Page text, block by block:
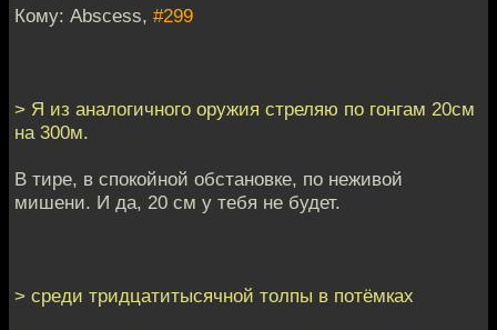
Кому: Abscess, #299
> Я из аналогичного оружия стреляю по гонгам 20см
на 300м.
В тире, в спокойной обстановке, по неживой
мишени. И да, 20 см у тебя не будет.
> среди тридцатитысячной толпы в потёмках